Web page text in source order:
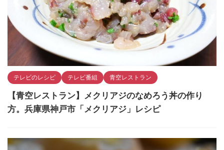
テレビのレシピ テレビ番組 青空レストラン
【青空レストラン】メクリアジのなめろう丼の作り
方。兵庫県神戸市「メクリアジ」レシピ